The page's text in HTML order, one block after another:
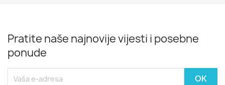
Pratite naše najnovije vijesti i posebne
ponude